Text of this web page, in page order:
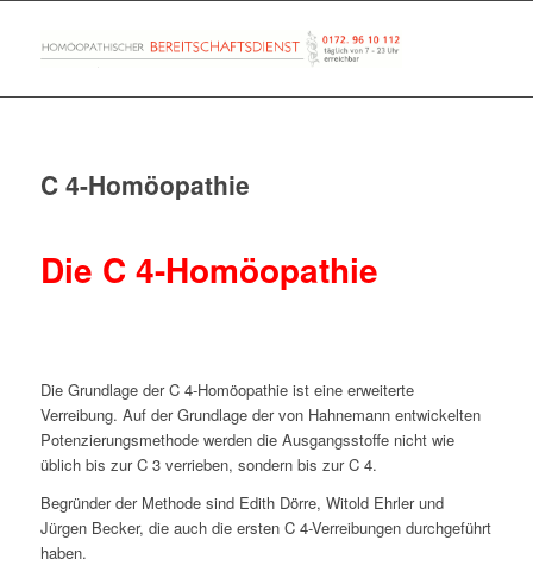
C 4-Homöopathie
Die C 4-Homöopathie
Die Grundlage der C 4-Homöopathie ist eine erweiterte
Verreibung. Auf der Grundlage der von Hahnemann entwickelten
Potenzierungsmethode werden die Ausgangsstoffe nicht wie
üblich bis zur C 3 verrieben, sondern bis zur C 4.
Begründer der Methode sind Edith Dörre, Witold Ehrler und
Jürgen Becker, die auch die ersten C 4-Verreibungen durchgeführt
haben.